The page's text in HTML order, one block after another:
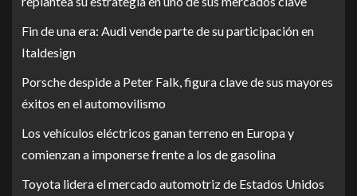
Fin de una era: Audi vende parte de su participación en
Italdesign
Porsche despide a Peter Falk, figura clave de sus mayores
éxitos en el automovilismo
Los vehículos eléctricos ganan terreno en Europa y
comienzan a imponerse frente a los de gasolina
Toyota lidera el mercado automotriz de Estados Unidos